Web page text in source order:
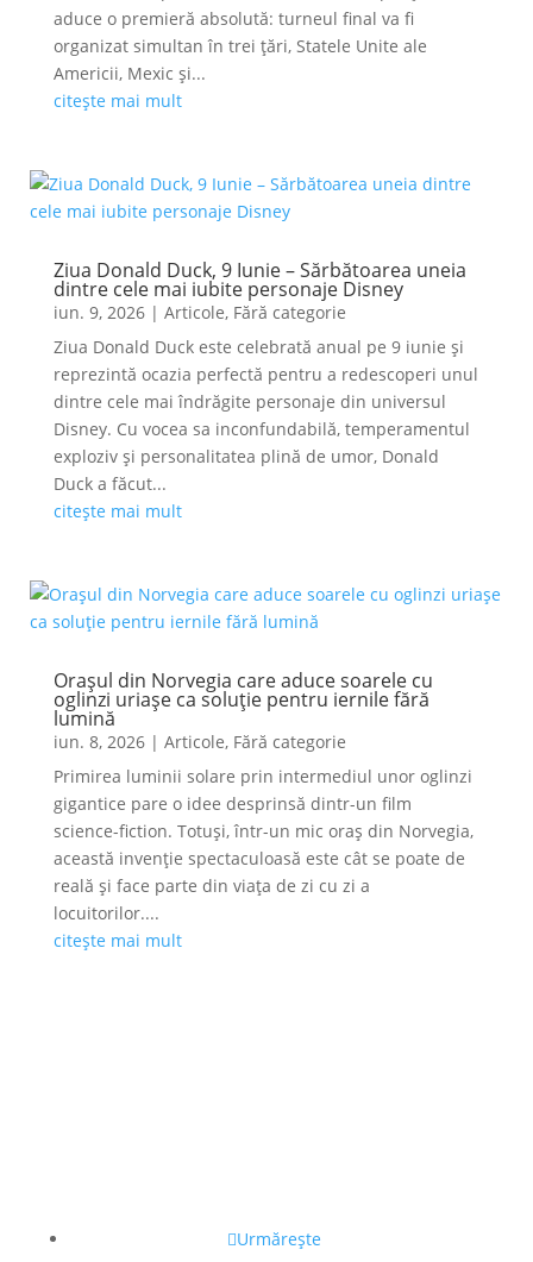
aduce o premieră absolută: turneul final va fi
organizat simultan în trei țări, Statele Unite ale
Americii, Mexic și...
citește mai mult
Ziua Donald Duck, 9 Iunie – Sărbătoarea uneia
dintre cele mai iubite personaje Disney
iun. 9, 2026| Articole, Fără categorie
Ziua Donald Duck este celebrată anual pe 9 iunie și
reprezintă ocazia perfectă pentru a redescoperi unul
dintre cele mai îndrăgite personaje din universul
Disney. Cu vocea sa inconfundabilă, temperamentul
exploziv și personalitatea plină de umor, Donald
Duck a făcut...
citește mai mult
Orașul din Norvegia care aduce soarele cu
oglinzi uriașe ca soluție pentru iernile fără
lumină
iun. 8, 2026| Articole, Fără categorie
Primirea luminii solare prin intermediul unor oglinzi
gigantice pare o idee desprinsă dintr-un film
science-fiction. Totuși, într-un mic oraș din Norvegia,
această invenție spectaculoasă este cât se poate de
reală și face parte din viața de zi cu zi a
locuitorilor....
citește mai mult
Urmărește